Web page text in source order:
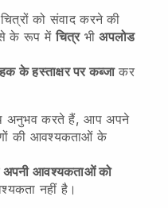
को संवाद करने की
के रूप मेंचित्रभीअपलोड
के हस्ताक्षर पर कब्जाकर
अनुभव करते हैं, आप अपने
की आवश्यकताओं के
अपनी आवश्यकताओं को
नहीं है।